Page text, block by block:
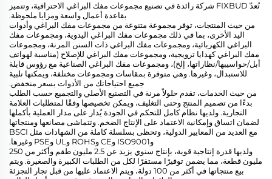
تُعدّ FIXBUD شركة رائدة في تصنيع مجموعات مفك البراغي الاحترافية، وتتميز
بقاعدة أعمال واسعة ومزايا ملحوظة.
من حيث المنتجات، توفر مجموعة متنوعة من مجموعات مفك البراغي وأدوات
اليد الأخرى، بما في ذلك مجموعات مفك البراغي اليدوية، ومجموعات مفك
البراغي الكهربائية، ومجموعات مفك البراغي ذات السنن المرنة، ومجموعات
مفك البراغي كهدايا ترويجية، ومجموعات مفك البراغي للإصلاح (مناسبة لهواتف
أبل/حواسيبها/نظاراتها، إلخ)، ومجموعات مفك البراغي الصناعية مع رؤوس قابلة
للاستبدال، وغيرها. وهي متوفرة بمقاسات ومجموعات مختلفة، ويمكنها تلبية
جميع احتياجاتك من الأدوات بسعر منخفض.
من حيث الخدمات، تقدم حلولاً مرنة في التصنيع الأصلي والتجميع حسب الطلب
بدءًا من تصميم المنتج وحتى التغليف، ويمكن تخصيصها وفقًا لمتطلبات العلامة
التجارية. ولديها نظام كامل للتحكم في الجودة يُدار على مدار العملية بأكملها
لضمان اتساق وإمكانية الاعتماد على الإنتاج الضخم. وتتماشى مصانعها ومنتجاتها
مع العديد من المعايير الدولية، وتحظى بسلسلة كاملة من الشهادات مثل BSCI
وISO9001 وCE وROHS وUL وPSE وغيرها.
ولديها قدرة إنتاجية قوية، بإنتاج سنوي يزيد عن 2.5 مليون طقم وأكثر من 250
مليون قطعة، مما يضمن توفيرًا مستقرًا لكل من الطلبات الكبيرة والصغيرة. ويتم
بيع منتجاتها في أكثر من 100 دولة، ويتم الاعتماد عليها من قبل تجار التجزئة